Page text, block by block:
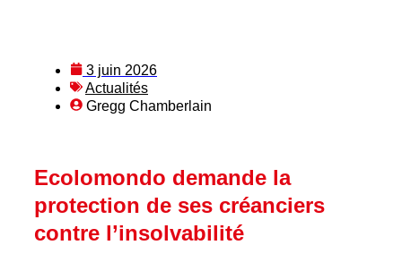
3 juin 2026
Actualités
Gregg Chamberlain
Ecolomondo demande la
protection de ses créanciers
contre l’insolvabilité